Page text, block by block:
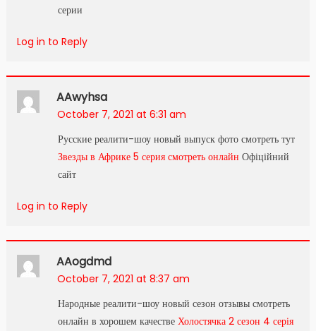
серии
Log in to Reply
AAwyhsa
October 7, 2021 at 6:31 am
Русские реалити-шоу новый выпуск фото смотреть тут
Звезды в Африке 5 серия смотреть онлайн Офіційний
сайт
Log in to Reply
AAogdmd
October 7, 2021 at 8:37 am
Народные реалити-шоу новый сезон отзывы смотреть
онлайн в хорошем качестве Холостячка 2 сезон 4 серія